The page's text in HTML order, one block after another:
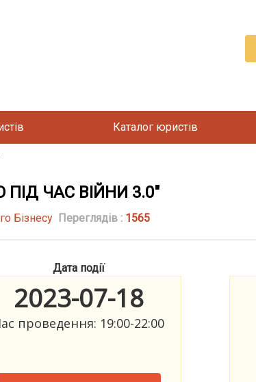
Каталог юристів
ПІД ЧАС ВІЙНИ 3.0"
Бізнесу Переглядів : 1565
Дата події
2023-07-18
проведення: 19:00-22:00